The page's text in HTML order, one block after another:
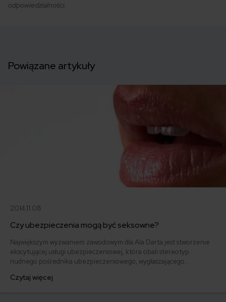
odpowiedzialności.
Powiązane artykuły
2014.11.08
Czy ubezpieczenia mogą być seksowne?
Największym wyzwaniem zawodowym dla Ala Darta jest stworzenie
ekscytującej usługi ubezpieczeniowej, która obali stereotyp
nudnego pośrednika ubezpieczeniowego, wygłaszającego
niemodnym krawatem.
Czytaj więcej